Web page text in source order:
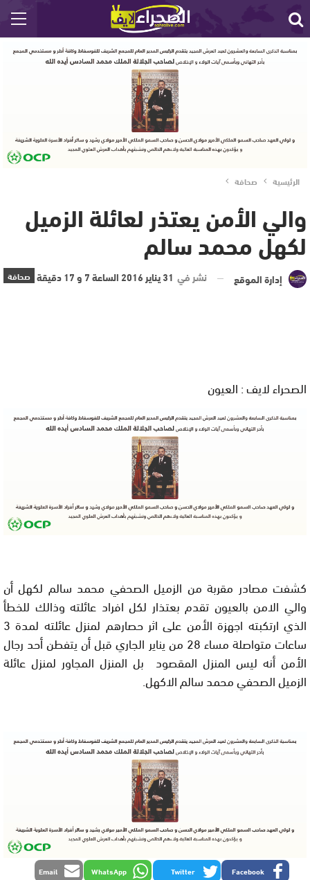
الرئيسية صحافة
والي الأمن يعتذر لعائلة الزميل
لكهل محمد سالم
صحافة إدارة الموقع نشر في 31 يناير 2016 الساعة 7 و 17 دقيقة
الصحراء لايف : العيون
كشفت مصادر مقربة من الزميل الصحفي محمد سالم لكهل أن
والي الامن بالعيون تقدم بعتذار لكل افراد عائلته وذالك للخطأ
الذي ارتكبته اجهزة الأمن على اثر حصارهم لمنزل عائلته لمدة 3
ساعات متواصلة مساء 28 من يناير الجاري قبل أن يتفطن أحد رجال
الأمن أنه ليس المنزل المقصود بل المنزل المجاور لمنزل عائلة
الزميل الصحفي محمد سالم الاكهل.
Facebook
Twitter
WhatsApp
Email